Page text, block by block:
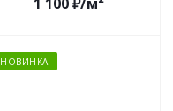
НОВИНКА